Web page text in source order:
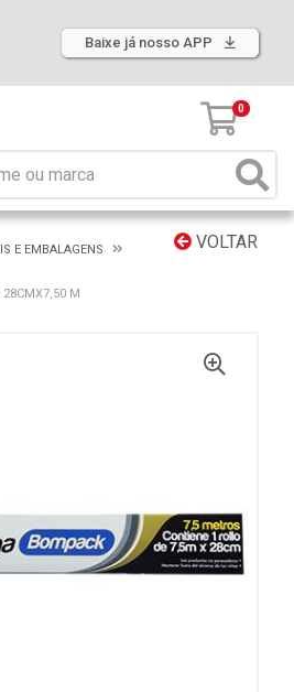
Baixe já nosso APP
0
VOLTAR
E EMBALAGENS
28CMX7,50 M